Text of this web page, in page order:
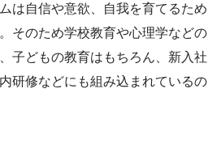
は自信や意欲、自我を育てるため
そのため学校教育や心理学などの
子どもの教育はもちろん、新入社
研修などにも組み込まれているの